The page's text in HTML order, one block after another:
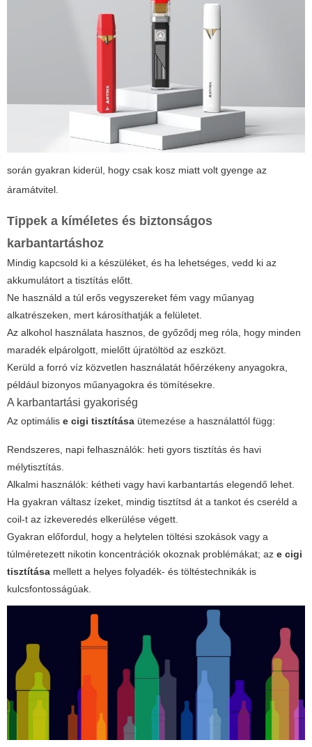
során gyakran kiderül, hogy csak kosz miatt volt gyenge az
áramátvitel.
Tippek a kíméletes és biztonságos
karbantartáshoz
Mindig kapcsold ki a készüléket, és ha lehetséges, vedd ki az
akkumulátort a tisztítás előtt.
Ne használd a túl erős vegyszereket fém vagy műanyag
alkatrészeken, mert károsíthatják a felületet.
Az alkohol használata hasznos, de győződj meg róla, hogy minden
maradék elpárolgott, mielőtt újratöltöd az eszközt.
Kerüld a forró víz közvetlen használatát hőérzékeny anyagokra,
például bizonyos műanyagokra és tömítésekre.
A karbantartási gyakoriség
Az optimális e cigi tisztítása ütemezése a használattól függ:
Rendszeres, napi felhasználók: heti gyors tisztítás és havi
mélytisztítás.
Alkalmi használók: kétheti vagy havi karbantartás elegendő lehet.
Ha gyakran váltasz ízeket, mindig tisztítsd át a tankot és cseréld a
coil-t az ízkeveredés elkerülése végett.
Gyakran előfordul, hogy a helytelen töltési szokások vagy a
túlméretezett nikotin koncentrációk okoznak problémákat; az e cigi
tisztítása mellett a helyes folyadék- és töltéstechnikák is
kulcsfontosságúak.